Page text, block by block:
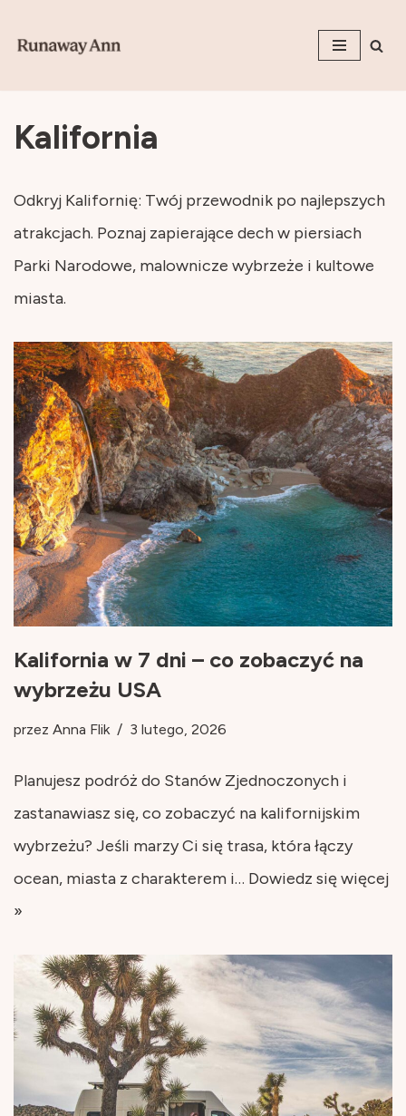
Przejdź
Kalifornia
Odkryj Kalifornię: Twój przewodnik po najlepszych
atrakcjach. Poznaj zapierające dech w piersiach
Parki Narodowe, malownicze wybrzeże i kultowe
miasta.
Kalifornia w 7 dni – co zobaczyć na
wybrzeżu USA
przez Anna Flik 3 lutego, 2026
Planujesz podróż do Stanów Zjednoczonych i
zastanawiasz się, co zobaczyć na kalifornijskim
wybrzeżu? Jeśli marzy Ci się trasa, która łączy
ocean, miasta z charakterem i… Dowiedz się więcej
»